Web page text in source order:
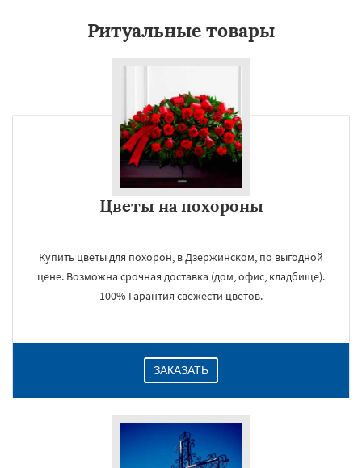
Ритуальные товары
Цветы на похороны
Купить цветы для похорон, в Дзержинском, по выгодной
цене. Возможна срочная доставка (дом, офис, кладбище).
100% Гарантия свежести цветов.
ЗАКАЗАТЬ